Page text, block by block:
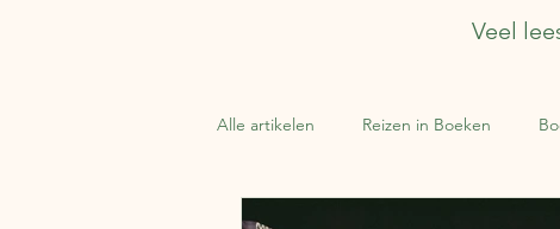
Veel
Alle artikelen Reizen in Boeken